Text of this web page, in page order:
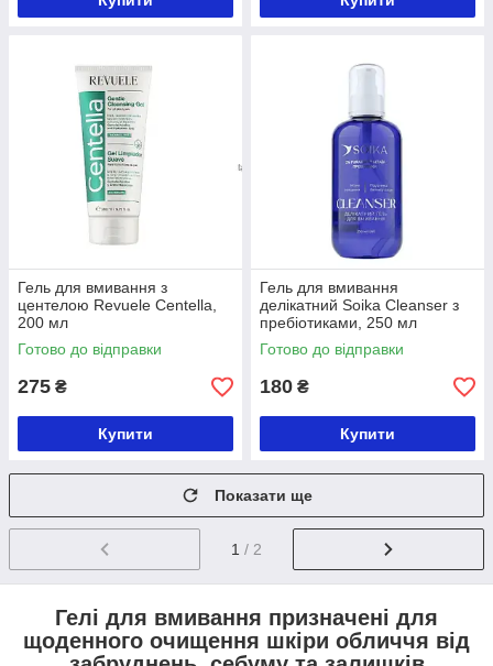
Гель для вмивання з
центелою Revuele Centella,
200 мл
Готово до відправки
275 ₴
Купити
Гель для вмивання
делікатний Soika Cleanser з
пребіотиками, 250 мл
Готово до відправки
180 ₴
Купити
Показати ще
1 / 2
Гелі для вмивання призначені для
щоденного очищення шкіри обличчя від